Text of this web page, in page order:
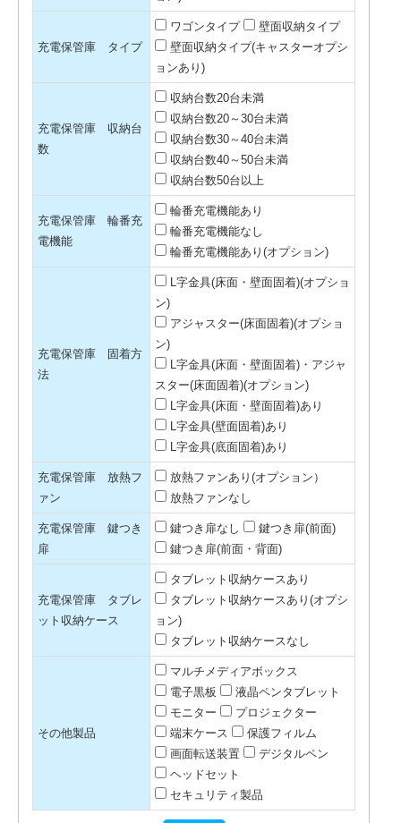
充電保管庫 タイプ
ワゴンタイプ
壁面収納タイプ
壁面収納タイプ(キャスターオプシ
ョンあり)
充電保管庫 収納台
数
収納台数20台未満
収納台数20～30台未満
収納台数30～40台未満
収納台数40～50台未満
収納台数50台以上
充電保管庫 輪番充
電機能
輪番充電機能あり
輪番充電機能なし
輪番充電機能あり(オプション)
充電保管庫 固着方
法
L字金具(床面・壁面固着)(オプショ
ン)
アジャスター(床面固着)(オプショ
ン)
L字金具(床面・壁面固着)・アジャ
スター(床面固着)(オプション)
L字金具(床面・壁面固着)あり
L字金具(壁面固着)あり
L字金具(底面固着)あり
充電保管庫 放熱フ
ァン
放熱ファンあり(オプション）
放熱ファンなし
充電保管庫 鍵つき
扉
鍵つき扉なし
鍵つき扉(前面)
鍵つき扉(前面・背面)
充電保管庫 タブレ
ット収納ケース
タブレット収納ケースあり
タブレット収納ケースあり(オプシ
ョン)
タブレット収納ケースなし
その他製品
マルチメディアボックス
電子黒板
液晶ペンタブレット
モニター
プロジェクター
端末ケース
保護フィルム
画面転送装置
デジタルペン
ヘッドセット
セキュリティ製品